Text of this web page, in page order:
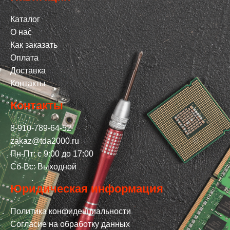
Каталог
О нас
Как заказать
Оплата
Доставка
Контакты
Контакты
8-910-789-64-52
zakaz@tda2000.ru
Пн-Пт: с 9:00 до 17:00
Сб-Вс: Выходной
Юридическая информация
Политика конфиденциальности
Согласие на обработку данных